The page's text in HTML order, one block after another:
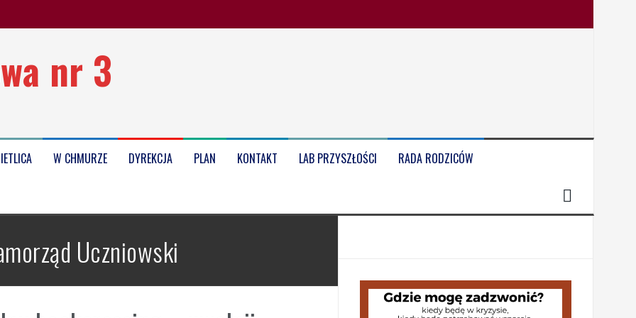
szkolnego 2025/2026
nr 3
W CHMURZE DYREKCJA PLAN KONTAKT LAB PRZYSZŁOŚCI RADA RODZICÓW
Uczniowski